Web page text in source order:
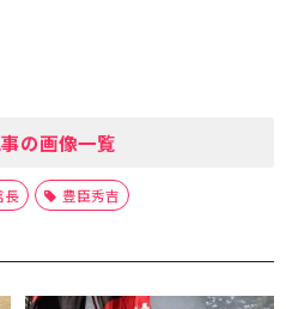
の画像一覧
長 豊臣秀吉